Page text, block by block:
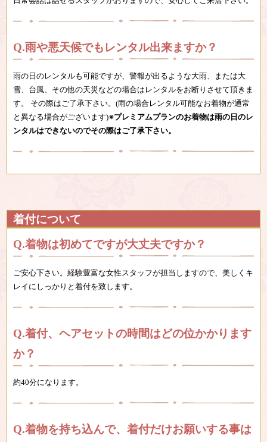
雨や悪天候でもレンタル出来ますか？
雨の日のレンタルも可能ですが、警報が出るような大雨、または大
雪、台風、その他の天災などの場合はレンタルをお断りさせて頂きま
す。 その際はご了承下さい。(雨の場合レンタル可能なお着物が通常
と異なる場合がございます)※プレミアムプランのお着物は雨の日のレ
ンタルはできないのでその際はご了承下さい。
着付について
着物は初めてですが大丈夫ですか？
ご安心下さい。経験豊富な女性スタッフが担当しますので、美しくキ
レイにしっかりと着付を致します。
着付、ヘアセットの時間はどの位かかります
か？
約40分になります。
着物を持ち込んで、着付だけお願いする事は